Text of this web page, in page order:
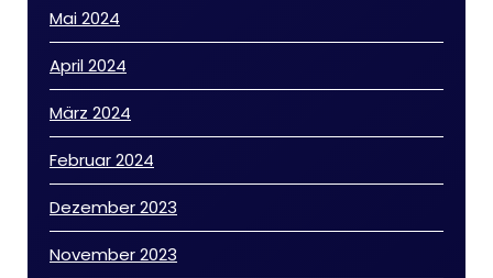
Mai 2024
April 2024
März 2024
Februar 2024
Dezember 2023
November 2023